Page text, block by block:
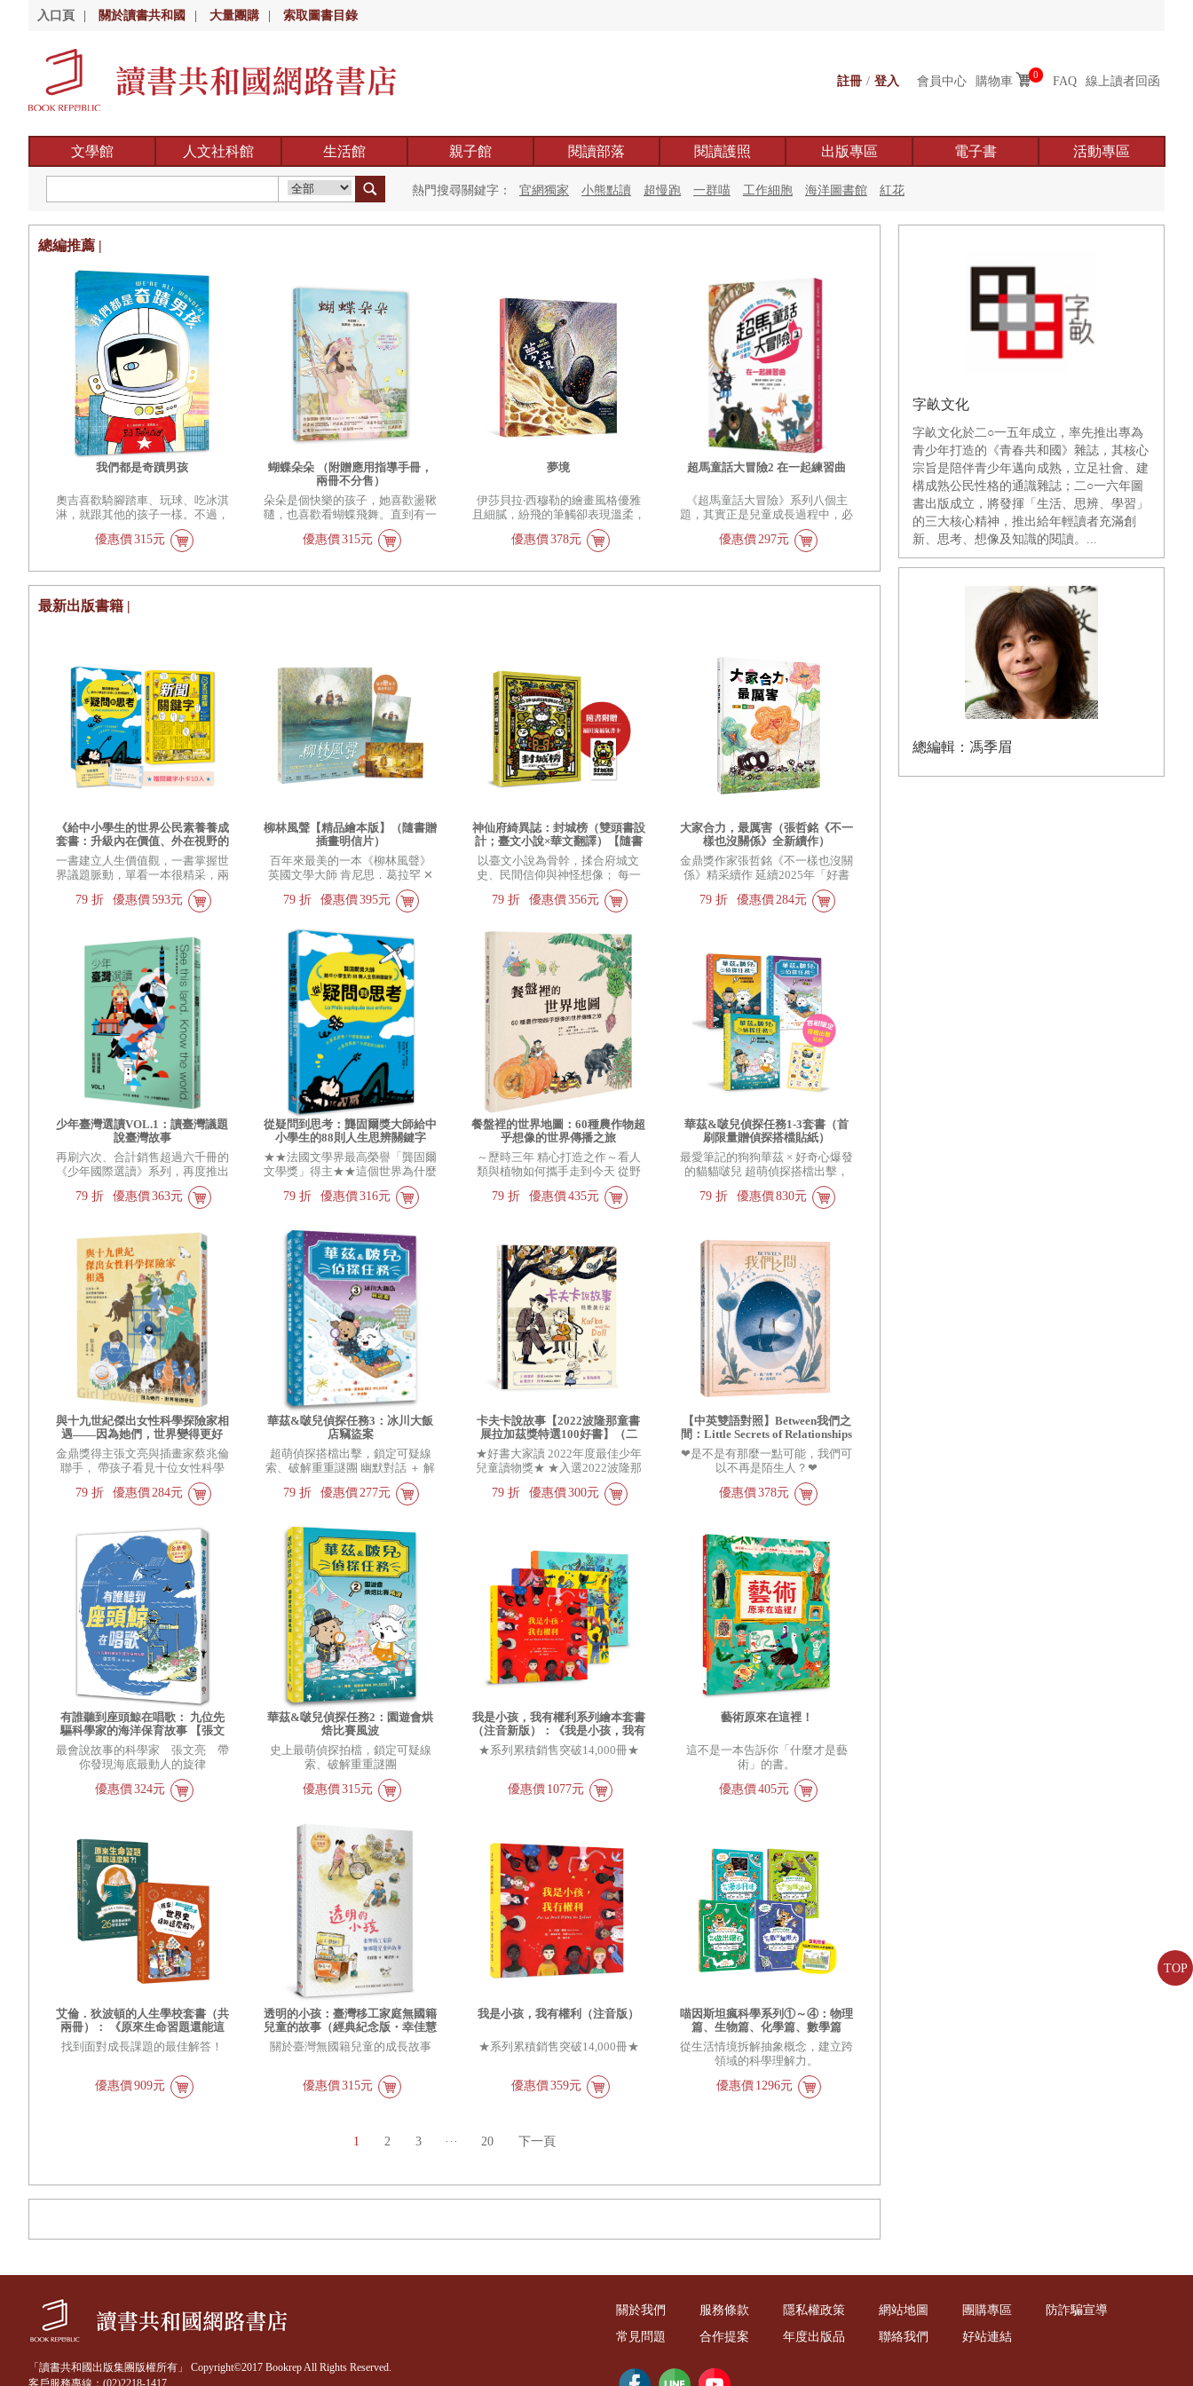
入口頁 關於讀書共和國 大量團購 索取圖書目錄
註冊 / 登入 會員中心 購物車 0 FAQ 線上讀者回函
文學館 人文社科館 生活館 親子館 閱讀部落 閱讀護照 出版專區 電子書 活動專區
熱門搜尋關鍵字： 官網獨家 小熊點讀 超慢跑 一群喵 工作細胞 海洋圖書館 紅花
TOP
總編推薦 |
我們都是奇蹟男孩
奧吉喜歡騎腳踏車、玩球、吃冰淇
淋，就跟其他的孩子一樣。不過，
奧吉知道自己的長相不太平常。媽
媽告訴他，「獨特」的奧吉，是一
說，但是其他人卻不這麼認為。其
他人只看到奧吉不平常的長相，忍
不住盯著他看，背地裡指指點點的
嘲笑他的長相。這些耳語，讓奧吉
優惠價315元
蝴蝶朵朵 （附贈應用指導手冊，
兩冊不分售）
朵朵是個快樂的孩子，她喜歡盪鞦
韆，也喜歡看蝴蝶飛舞。直到有一
優惠價315元
夢境
伊莎貝拉‧西穆勒的繪畫風格優雅
且細膩，紛飛的筆觸卻表現溫柔，
喜愛大自然的她，眾多作品中除了
表現自然界和動物之外，生動的文
之間的共鳴，引發同理心。
優惠價378元
超馬童話大冒險2 在一起練習曲
《超馬童話大冒險》系列八個主
題，其實正是兒童成長過程中，必
會經歷的人生習題，每一道習題，
都讓孩子不知不覺中獲得身心發展
的時候，可以伴隨書中角色一起探
索、體驗，經歷快樂與煩惱，享受
優惠價297元
最新出版書籍 |
《給中小學生的世界公民素養養成
套書：升級內在價值、外在視野的
關鍵字》（共二冊）(限量贈關鍵
字小卡10入)
一書建立人生價值觀，一書掌握世
界議題脈動，單看一本很精采，兩
本一起讀，視野更完整
79 折 優惠價593元
柳林風聲【精品繪本版】（隨書贈
插畫明信片）
百年來最美的一本《柳林風聲》
英國文學大師 肯尼思．葛拉罕 ✕
國際安徒生大獎得獎畫家 羅伯英
潘 ✕ 翻譯名家 李靜宜 不容錯過的
79 折 優惠價395元
神仙府綺異誌：封城榜（雙頭書設
計；臺文小說×華文翻譯）【隨書
贈福田流福氣書卡】
以臺文小說為骨幹，揉合府城文
史、民間信仰與神怪想像； 每一
回搭配福田流版畫，展開獨具臺灣
氣味的奇幻世界。
79 折 優惠價356元
大家合力，最厲害（張哲銘《不一
樣也沒關係》全新續作）
金鼎獎作家張哲銘《不一樣也沒關
係》精采續作 延續2025年「好書
大家讀」年度最佳少年兒童讀物肯
定
79 折 優惠價284元
少年臺灣選讀VOL.1：讀臺灣議題
說臺灣故事
再刷六次、合計銷售超過六千冊的
《少年國際選讀》系列，再度推出
新作！10件臺灣大事──透析事
件，建構觀點
79 折 優惠價363元
從疑問到思考：龔固爾獎大師給中
小學生的88則人生思辨關鍵字
★★法國文學界最高榮譽「龔固爾
文學獎」得主★★這個世界為什麼
是這樣？ 開始思考，我們就不容
易被洗腦 練就辨析力，找到你的
79 折 優惠價316元
餐盤裡的世界地圖：60種農作物超
乎想像的世界傳播之旅
～歷時三年 精心打造之作～看人
類與植物如何攜手走到今天 從野
地到餐桌，跟著食物穿梭古今中外
文明史
79 折 優惠價435元
華茲&啵兒偵探任務1-3套書（首
刷限量贈偵探搭檔貼紙）
最愛筆記的狗狗華茲 × 好奇心爆發
的貓貓啵兒 超萌偵探搭檔出擊，
鎖定可疑線索、破解重重謎團
79 折 優惠價830元
與十九世紀傑出女性科學探險家相
遇——因為她們，世界變得更好
（全新書封版）
金鼎獎得主張文亮與插畫家蔡兆倫
聯手， 帶孩子看見十位女性科學
79 折 優惠價284元
華茲&啵兒偵探任務3：冰川大飯
店竊盜案
超萌偵探搭檔出擊，鎖定可疑線
索、破解重重謎團 幽默對話 ＋ 解
謎筆記，啟動孩子邏輯腦的推理首
選
79 折 優惠價277元
卡夫卡說故事【2022波隆那童書
展拉加茲獎特選100好書】（二
版）（贈插畫小卡）
★好書大家讀 2022年度最佳少年
兒童讀物獎★ ★入選2022波隆那
童書展拉加茲獎 特選100好書
（The BRAW Amazing
79 折 優惠價300元
【中英雙語對照】Between我們之
間：Little Secrets of Relationships
❤是不是有那麼一點可能，我們可
以不再是陌生人？❤
優惠價378元
有誰聽到座頭鯨在唱歌： 九位先
驅科學家的海洋保育故事 【張文
亮金鼎獎作品】（全新書封版）
最會說故事的科學家 張文亮 帶
你發現海底最動人的旋律
優惠價324元
華茲&啵兒偵探任務2：園遊會烘
焙比賽風波
史上最萌偵探拍檔，鎖定可疑線
索、破解重重謎團
優惠價315元
我是小孩，我有權利系列繪本套書
（注音新版）：《我是小孩，我有
權利（注音版）》＋《我是小孩，
我有權利參與文化（注音版）》＋
（注音版）》
★系列累積銷售突破14,000冊★
優惠價 1077元
藝術原來在這裡！
這不是一本告訴你「什麼才是藝
術」的書。
優惠價405元
艾倫．狄波頓的人生學校套書（共
兩冊）： 《原來生命習題還能這
麼解？！》+《原來世界史還能這
麼解？！》
找到面對成長課題的最佳解答！
優惠價909元
透明的小孩：臺灣移工家庭無國籍
兒童的故事（經典紀念版・幸佳慧
作品）
關於臺灣無國籍兒童的成長故事
優惠價315元
我是小孩，我有權利（注音版）
★系列累積銷售突破14,000冊★
優惠價359元
喵因斯坦瘋科學系列①～④：物理
篇、生物篇、化學篇、數學篇
（贈首刷限量元素週期表墊板）
從生活情境拆解抽象概念，建立跨
領域的科學理解力。
優惠價 1296元
1 2 3 ··· 20 下一頁
字畝文化
字畝文化於二○一五年成立，率先推出專為
青少年打造的《青春共和國》雜誌，其核心
宗旨是陪伴青少年邁向成熟，立足社會、建
構成熟公民性格的通識雜誌；二○一六年圖
書出版成立，將發揮「生活、思辨、學習」
的三大核心精神，推出給年輕讀者充滿創
新、思考、想像及知識的閱讀。...
總編輯：馮季眉
關於我們 服務條款 隱私權政策 網站地圖 團購專區
防詐騙宣導
常見問題
合作提案 年度出版品 聯絡我們 好站連結
「讀書共和國出版集團版權所有」 Copyright©2017 Bookrep All Rights Reserved.
客戶服務專線：(02)2218-1417